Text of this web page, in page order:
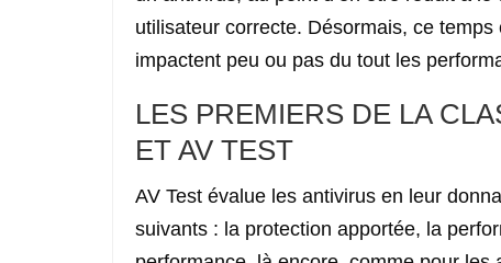
utilisateur correcte. Désormais, ce
impactent peu ou pas du tout les
LES PREMIERS DE LA
ET AV TEST
AV Test évalue les antivirus en leur
suivants : la protection apportée, la